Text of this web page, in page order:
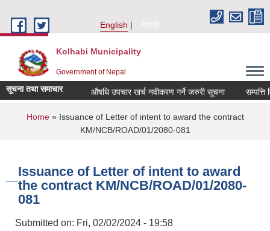
English
नेपाली
Kolhabi Municipality
Government of Nepal
सूचना तथा समाचार औषधि उपचार खर्च नवीकरण गर्ने जरुरी सूचना सम्पत्ति
You are here
Home» Issuance of Letter of intent to award the contract
KM/NCB/ROAD/01/2080-081
Issuance of Letter of intent to award
the contract KM/NCB/ROAD/01/2080-
081
Submitted on: Fri, 02/02/2024 - 19:58